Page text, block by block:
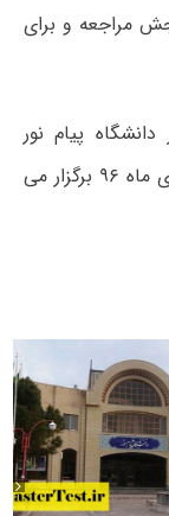
مراجعه و برای
پیام نور
(بهمن ماه ۹۶) نوبت هجدهم روز جمعه ۸ دی ماه ۹۶ برگزار می